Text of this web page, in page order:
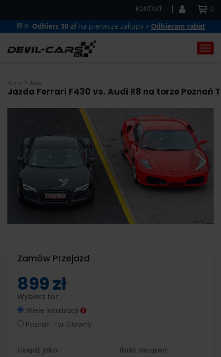
KONTAKT 0
🏁🔆 Odbierz 30 zł na pierwsze zakupy » Odbieram rabat
Home Auto
Jazda Ferrari F430 vs. Audi R8 na torze Poznań
Zamów Przejazd
899 zł
Wybierz tor:
Wiele lokalizacji
Poznań Tor Główny
Usiądź jako: Ilość okrążeń: